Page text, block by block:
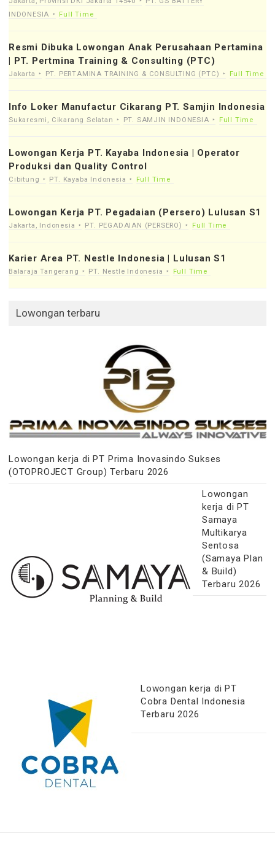
INDONESIA
Full Time
Resmi Dibuka Lowongan Anak Perusahaan Pertamina
| PT. Pertmina Training & Consulting (PTC)
Jakarta PT. PERTAMINA TRAINING & CONSULTING (PTC) Full Time
Info Loker Manufactur Cikarang PT. Samjin Indonesia
Sukaresmi, Cikarang Selatan PT. SAMJIN INDONESIA Full Time
Lowongan Kerja PT. Kayaba Indonesia | Operator
Produksi dan Quality Control
Cibitung PT. Kayaba Indonesia Full Time
Lowongan Kerja PT. Pegadaian (Persero) Lulusan S1
Jakarta, Indonesia PT. PEGADAIAN (PERSERO) Full Time
Karier Area PT. Nestle Indonesia | Lulusan S1
Balaraja Tangerang PT. Nestle Indonesia Full Time
Lowongan terbaru
Lowongan kerja di PT Prima Inovasindo Sukses
(OTOPROJECT Group) Terbaru 2026
Lowongan
kerja di PT
Samaya
Multikarya
Sentosa
(Samaya Plan
& Build)
Terbaru 2026
Lowongan kerja di PT
Cobra Dental Indonesia
Terbaru 2026